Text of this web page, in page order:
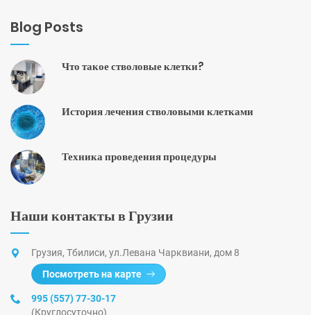
Blog Posts
Что такое стволовые клетки?
История лечения стволовыми клетками
Техника проведения процедуры
Наши контакты в Грузии
Грузия, Тбилиси, ул.Левана Чарквиани, дом 8
Посмотреть на карте
995 (557) 77-30-17
(Круглосуточно)